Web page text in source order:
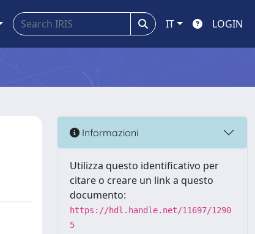
IT LOGIN
Informazioni
Utilizza questo identificativo per
citare o creare un link a questo
documento:
https://hdl.handle.net/11697/1290
5